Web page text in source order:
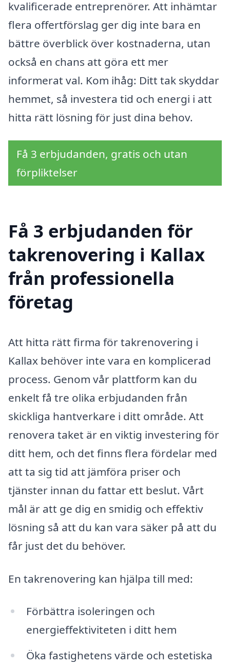
kvalificerade entreprenörer. Att inhämtar
flera offertförslag ger dig inte bara en
bättre överblick över kostnaderna, utan
också en chans att göra ett mer
informerat val. Kom ihåg: Ditt tak skyddar
hemmet, så investera tid och energi i att
hitta rätt lösning för just dina behov.
Få 3 erbjudanden, gratis och utan
förpliktelser
Få 3 erbjudanden för
takrenovering i Kallax
från professionella
företag
Att hitta rätt firma för takrenovering i
Kallax behöver inte vara en komplicerad
process. Genom vår plattform kan du
enkelt få tre olika erbjudanden från
skickliga hantverkare i ditt område. Att
renovera taket är en viktig investering för
ditt hem, och det finns flera fördelar med
att ta sig tid att jämföra priser och
tjänster innan du fattar ett beslut. Vårt
mål är att ge dig en smidig och effektiv
lösning så att du kan vara säker på att du
får just det du behöver.
En takrenovering kan hjälpa till med:
Förbättra isoleringen och
energieffektiviteten i ditt hem
Öka fastighetens värde och estetiska